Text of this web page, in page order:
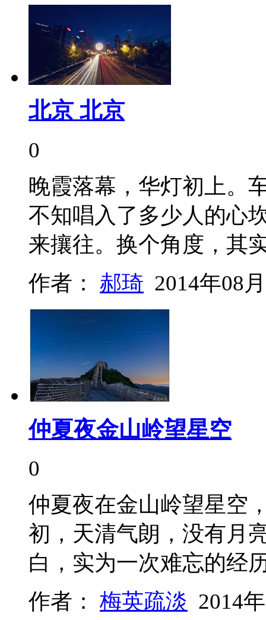
北京 北京
0
晚霞落幕，华灯初上。
不知唱入了多少人的心
来攘往。换个角度，
作者： 郝琦 2014年08
仲夏夜金山岭望星空
0
仲夏夜在金山岭望星空
初，天清气朗，没有月
白，实为一次难忘的经
作者： 梅英疏淡 2014